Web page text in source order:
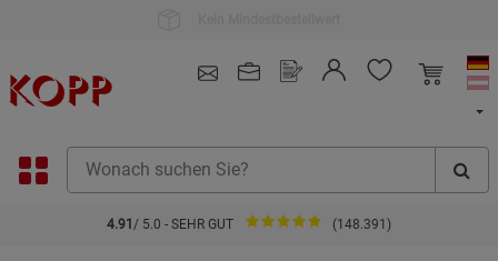
4.91 / 5.0 - SEHR GUT (148.391)